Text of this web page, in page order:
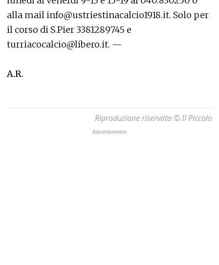
alla mail info@ustriestinacalcio1918.it. Solo per
il corso di S.Pier 3381289745 e
turriacocalcio@libero.it. —
A.R.
Riproduzione riservata © Il Piccolo